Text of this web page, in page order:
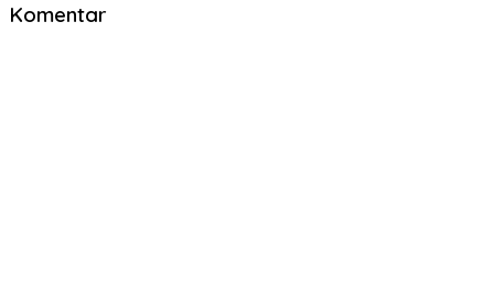
Komentar